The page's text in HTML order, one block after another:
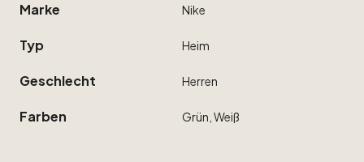
Marke Nike
Typ Heim
Geschlecht Herren
Farben Grün, Weiß